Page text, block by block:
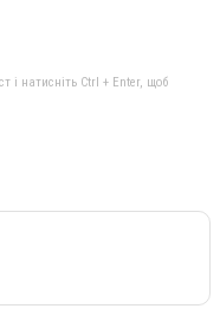
і натисніть Ctrl + Enter, щоб